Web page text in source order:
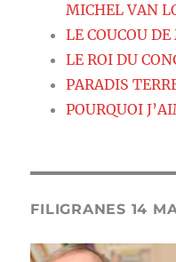
MICHEL VAN
LE COUCOU
LE ROI DU
PARADIS
POURQUOI
FILIGRANES 14